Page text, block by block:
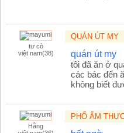
tư cò
việt nam(38)
QUÁN ÚT MY
quán út my
tôi đã ăn ở
các bác đến
không biết
Hằng
PHỐ ẨM